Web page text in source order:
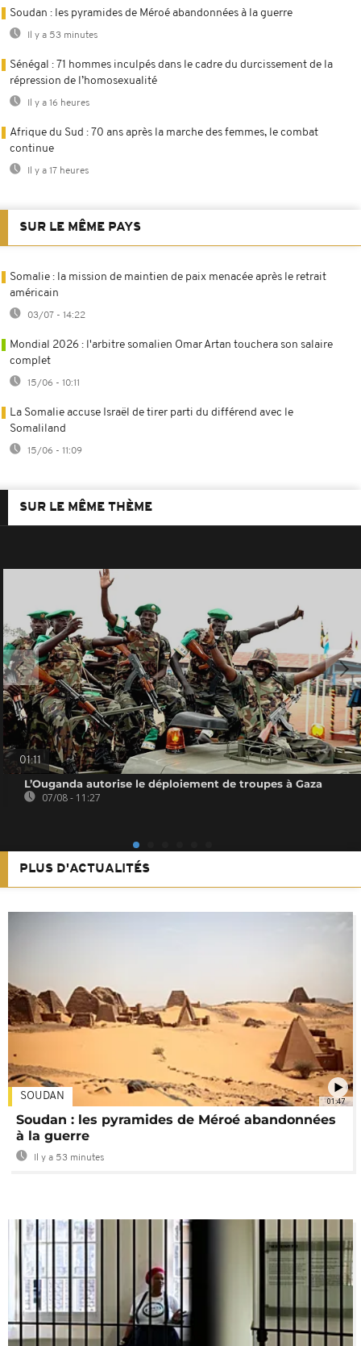
Soudan : les pyramides de Méroé abandonnées à la guerre
Il y a 53 minutes
Sénégal : 71 hommes inculpés dans le cadre du durcissement de la
répression de l’homosexualité
Il y a 16 heures
Afrique du Sud : 70 ans après la marche des femmes, le combat
continue
Il y a 17 heures
SUR LE MÊME PAYS
Somalie : la mission de maintien de paix menacée après le retrait
américain
03/07 - 14:22
Mondial 2026 : l'arbitre somalien Omar Artan touchera son salaire
complet
15/06 - 10:11
La Somalie accuse Israël de tirer parti du différend avec le
Somaliland
15/06 - 11:09
SUR LE MÊME THÈME
01:11
L’Ouganda autorise le déploiement de troupes à Gaza
07/08 - 11:27
PLUS D'ACTUALITÉS
01:47
SOUDAN
Soudan : les pyramides de Méroé abandonnées
à la guerre
Il y a 53 minutes